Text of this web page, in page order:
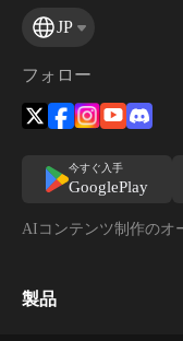
JP
フォロー
今すぐ入手
GooglePlay
AIコンテンツ制作のオ
製品